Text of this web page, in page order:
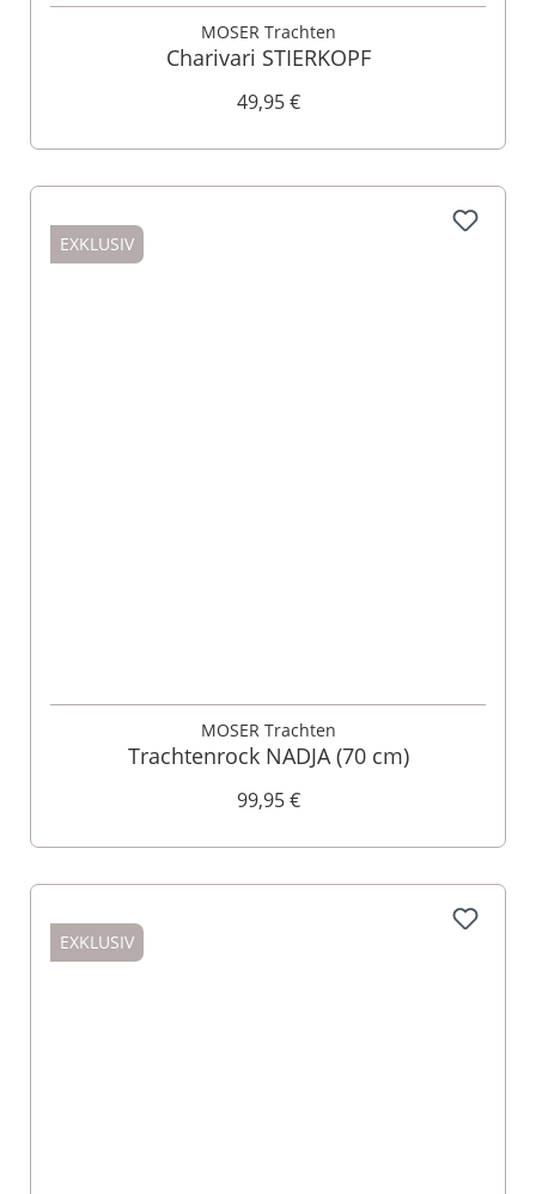
MOSER Trachten
Charivari STIERKOPF
49,95 €
EXKLUSIV
MOSER Trachten
Trachtenrock NADJA (70 cm)
99,95 €
EXKLUSIV